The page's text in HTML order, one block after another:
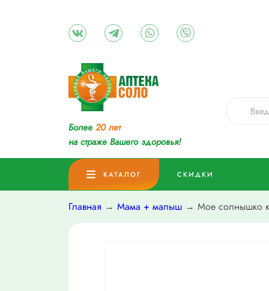
Более 20 лет
на страже Вашего здоровья!
КАТАЛОГ СКИДКИ
Главная → Мама + малыш → Мое солнышко